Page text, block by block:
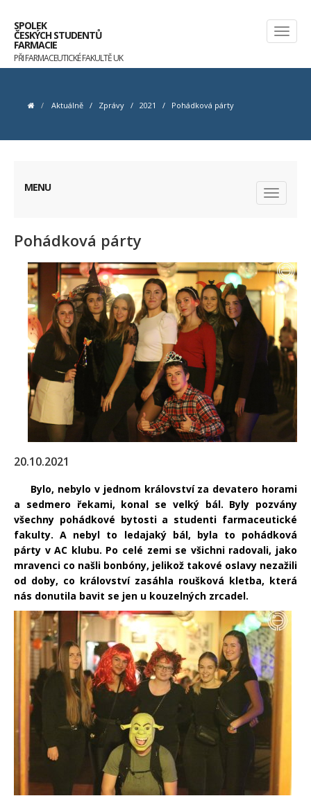
SPOLEK
ČESKÝCH STUDENTŮ
FARMACIE
PŘI FARMACEUTICKÉ FAKULTĚ UK
Aktuálně / Zprávy / 2021 / Pohádková párty
MENU
Pohádková párty
20.10.2021
Bylo, nebylo v jednom království za devatero horami
a sedmero řekami, konal se velký bál. Byly pozvány
všechny pohádkové bytosti a studenti farmaceutické
fakulty. A nebyl to ledajaký bál, byla to pohádková
párty v AC klubu. Po celé zemi se všichni radovali, jako
mravenci co našli bonbóny, jelikož takové oslavy nezažili
od doby, co království zasáhla roušková kletba, která
nás donutila bavit se jen u kouzelných zrcadel.